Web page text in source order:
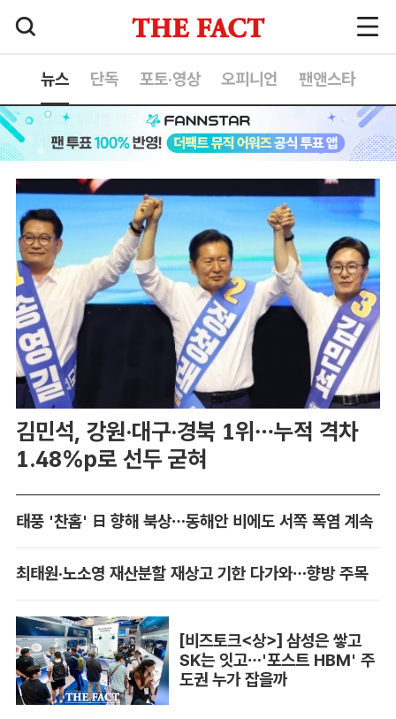
뉴스 단독 포토·영상 오피니언 팬앤스타
김민석, 강원·대구·경북 1위…누적 격차
1.48%p로 선두 굳혀
태풍 '찬홈' 日 향해 북상…동해안 비에도 서쪽 폭염 계속
최태원·노소영 재산분할 재상고 기한 다가와…향방 주목
[비즈토크<상>] 삼성은 쌓고
SK는 잇고…'포스트 HBM' 주
도권 누가 잡을까